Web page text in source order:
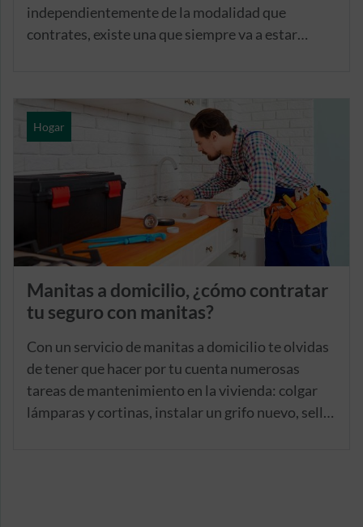
independientemente de la modalidad que
contrates, existe una que siempre va a estar
Hogar
Manitas a domicilio, ¿cómo contratar
tu seguro con manitas?
Con un servicio de manitas a domicilio te olvidas
de tener que hacer por tu cuenta numerosas
tareas de mantenimiento en la vivienda: colgar
lámparas y cortinas, instalar un grifo nuevo, sellar